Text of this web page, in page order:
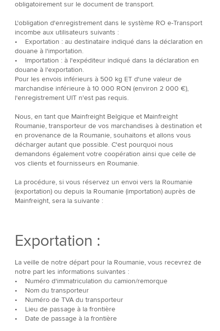
obligatoirement sur le document de transport.
L'obligation d'enregistrement dans le système RO e-Transport
incombe aux utilisateurs suivants :
• Exportation : au destinataire indiqué dans la déclaration en
douane à l'importation.
• Importation : à l'expéditeur indiqué dans la déclaration en
douane à l'exportation.
Pour les envois inférieurs à 500 kg ET d'une valeur de
marchandise inférieure à 10 000 RON (environ 2 000 €),
l'enregistrement UIT n'est pas requis.
Nous, en tant que Mainfreight Belgique et Mainfreight
Roumanie, transporteur de vos marchandises à destination et
en provenance de la Roumanie, souhaitons et allons vous
décharger autant que possible. C'est pourquoi nous
demandons également votre coopération ainsi que celle de
vos clients et fournisseurs en Roumanie.
La procédure, si vous réservez un envoi vers la Roumanie
(exportation) ou depuis la Roumanie (importation) auprès de
Mainfreight, sera la suivante :
Exportation :
La veille de notre départ pour la Roumanie, vous recevrez de
notre part les informations suivantes :
• Numéro d'immatriculation du camion/remorque
• Nom du transporteur
• Numéro de TVA du transporteur
• Lieu de passage à la frontière
• Date de passage à la frontière